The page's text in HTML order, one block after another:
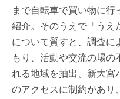
まで自転車で買い物に行
紹介。そのうえで「うえ
について質すと、調査に
もり、活動や交流の場の
れる地域を抽出、新大宮
のアクセスに制約があり